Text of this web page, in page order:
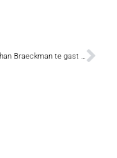
Filosoof Johan Braeckman te gast in zaal Steenpoort